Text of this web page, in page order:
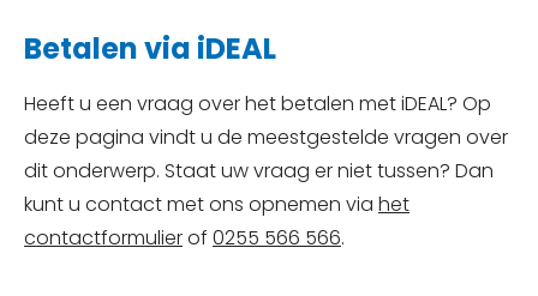
Betalen via iDEAL
Heeft u een vraag over het betalen met iDEAL? Op
deze pagina vindt u de meestgestelde vragen over
dit onderwerp. Staat uw vraag er niet tussen? Dan
kunt u contact met ons opnemen via het
contactformulierof 0255 566 566.